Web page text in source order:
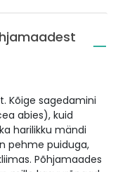
Kõige sagedamini
abies), kuid
harilikku mändi
pehme puiduga,
Põhjamaades